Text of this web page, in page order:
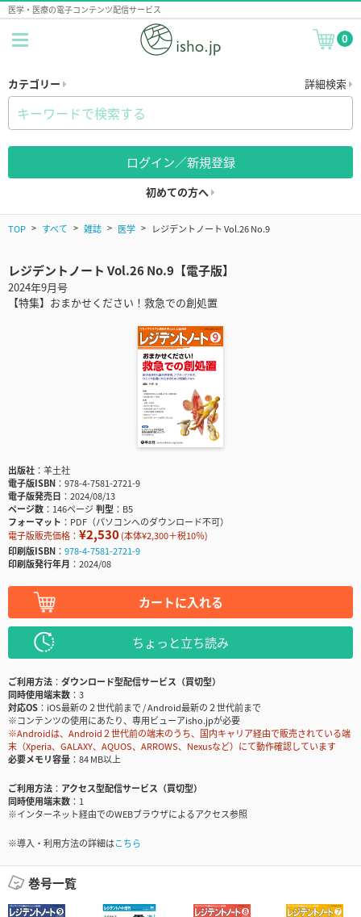
医学・医療の電子コンテンツ配信サービス
0
カテゴリー 詳細検索
ログイン／新規登録
初めての方へ
TOP すべて 雑誌 医学 レジデントノート Vol.26 No.9
レジデントノート Vol.26 No.9【電子版】
2024年9月号
【特集】おまかせください！救急での創処置
出版社
羊土社
電子版ISBN
978-4-7581-2721-9
電子版発売日
2024/08/13
ページ数
146ページ判型
B5
フォーマット
PDF（パソコンへのダウンロード不可）
電子版販売価格： ¥2,530(本体¥2,300＋税10％)
印刷版ISBN
978-4-7581-2721-9
印刷版発行年月
2024/08
カートに入れる
ちょっと立ち読み
ご利用方法
ダウンロード型配信サービス（買切型）
同時使用端末数
3
対応OS
iOS最新の２世代前まで / Android最新の２世代前まで
※コンテンツの使用にあたり、専用ビューアisho.jpが必要
※Androidは、Android２世代前の端末のうち、国内キャリア経由で販売されている端
末（Xperia、GALAXY、AQUOS、ARROWS、Nexusなど）にて動作確認しています
必要メモリ容量
84 MB以上
ご利用方法
アクセス型配信サービス（買切型）
同時使用端末数
1
※インターネット経由でのWEBブラウザによるアクセス参照
※導入・利用方法の詳細はこちら
巻号一覧